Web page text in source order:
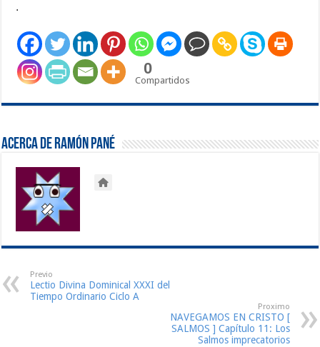
.
0
Compartidos
Acerca de Ramón Pané
Previo
Lectio Divina Dominical XXXI del
Tiempo Ordinario Ciclo A
Proximo
NAVEGAMOS EN CRISTO [
SALMOS ] Capítulo 11: Los
Salmos imprecatorios